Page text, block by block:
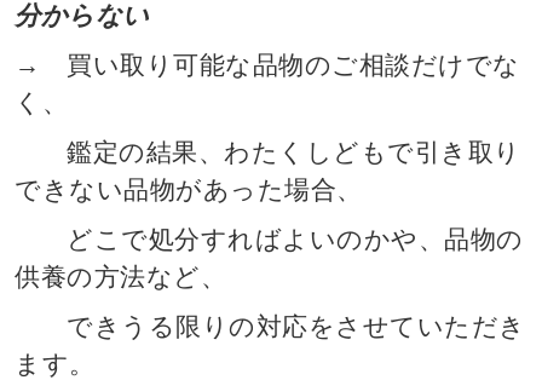
分からない
→ 買い取り可能な品物のご相談だけでな
く、
鑑定の結果、わたくしどもで引き取り
できない品物があった場合、
どこで処分すればよいのかや、品物の
供養の方法など、
できうる限りの対応をさせていただき
ます。